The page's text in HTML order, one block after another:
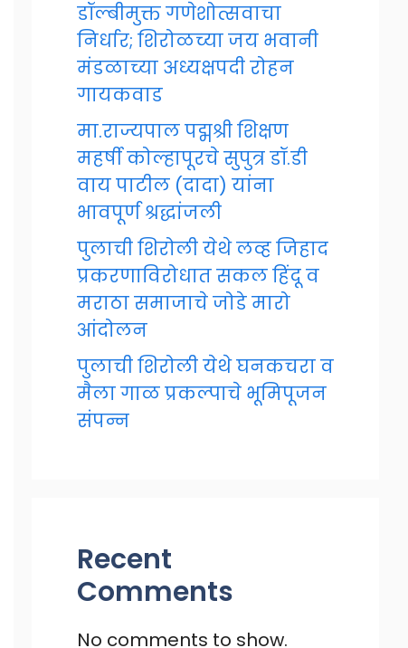
डॉल्बीमुक्त गणेशोत्सवाचा
निर्धार; शिरोळच्या जय भवानी
मंडळाच्या अध्यक्षपदी रोहन
गायकवाड
मा.राज्यपाल पद्मश्री शिक्षण
महर्षी कोल्हापूरचे सुपुत्र डॉ.डी
वाय पाटील (दादा) यांना
भावपूर्ण श्रद्धांजली
पुलाची शिरोली येथे लव्ह जिहाद
प्रकरणाविरोधात सकल हिंदू व
मराठा समाजाचे जोडे मारो
आंदोलन
पुलाची शिरोली येथे घनकचरा व
मैला गाळ प्रकल्पाचे भूमिपूजन
संपन्न
Recent
Comments
No comments to show.